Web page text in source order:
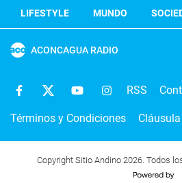
LIFESTYLE
MUNDO
ACONCAGUA RADIO
RSS
Términos y Condiciones
Copyright Sitio Andino 2026. Todos